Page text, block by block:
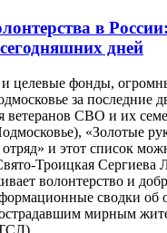
в
дней
целевые фонды,
за последние
ветеранов СВО и их
«Золотые
и этот список
Троицкая Сергиева
волонтерство и
сводки об
мирным